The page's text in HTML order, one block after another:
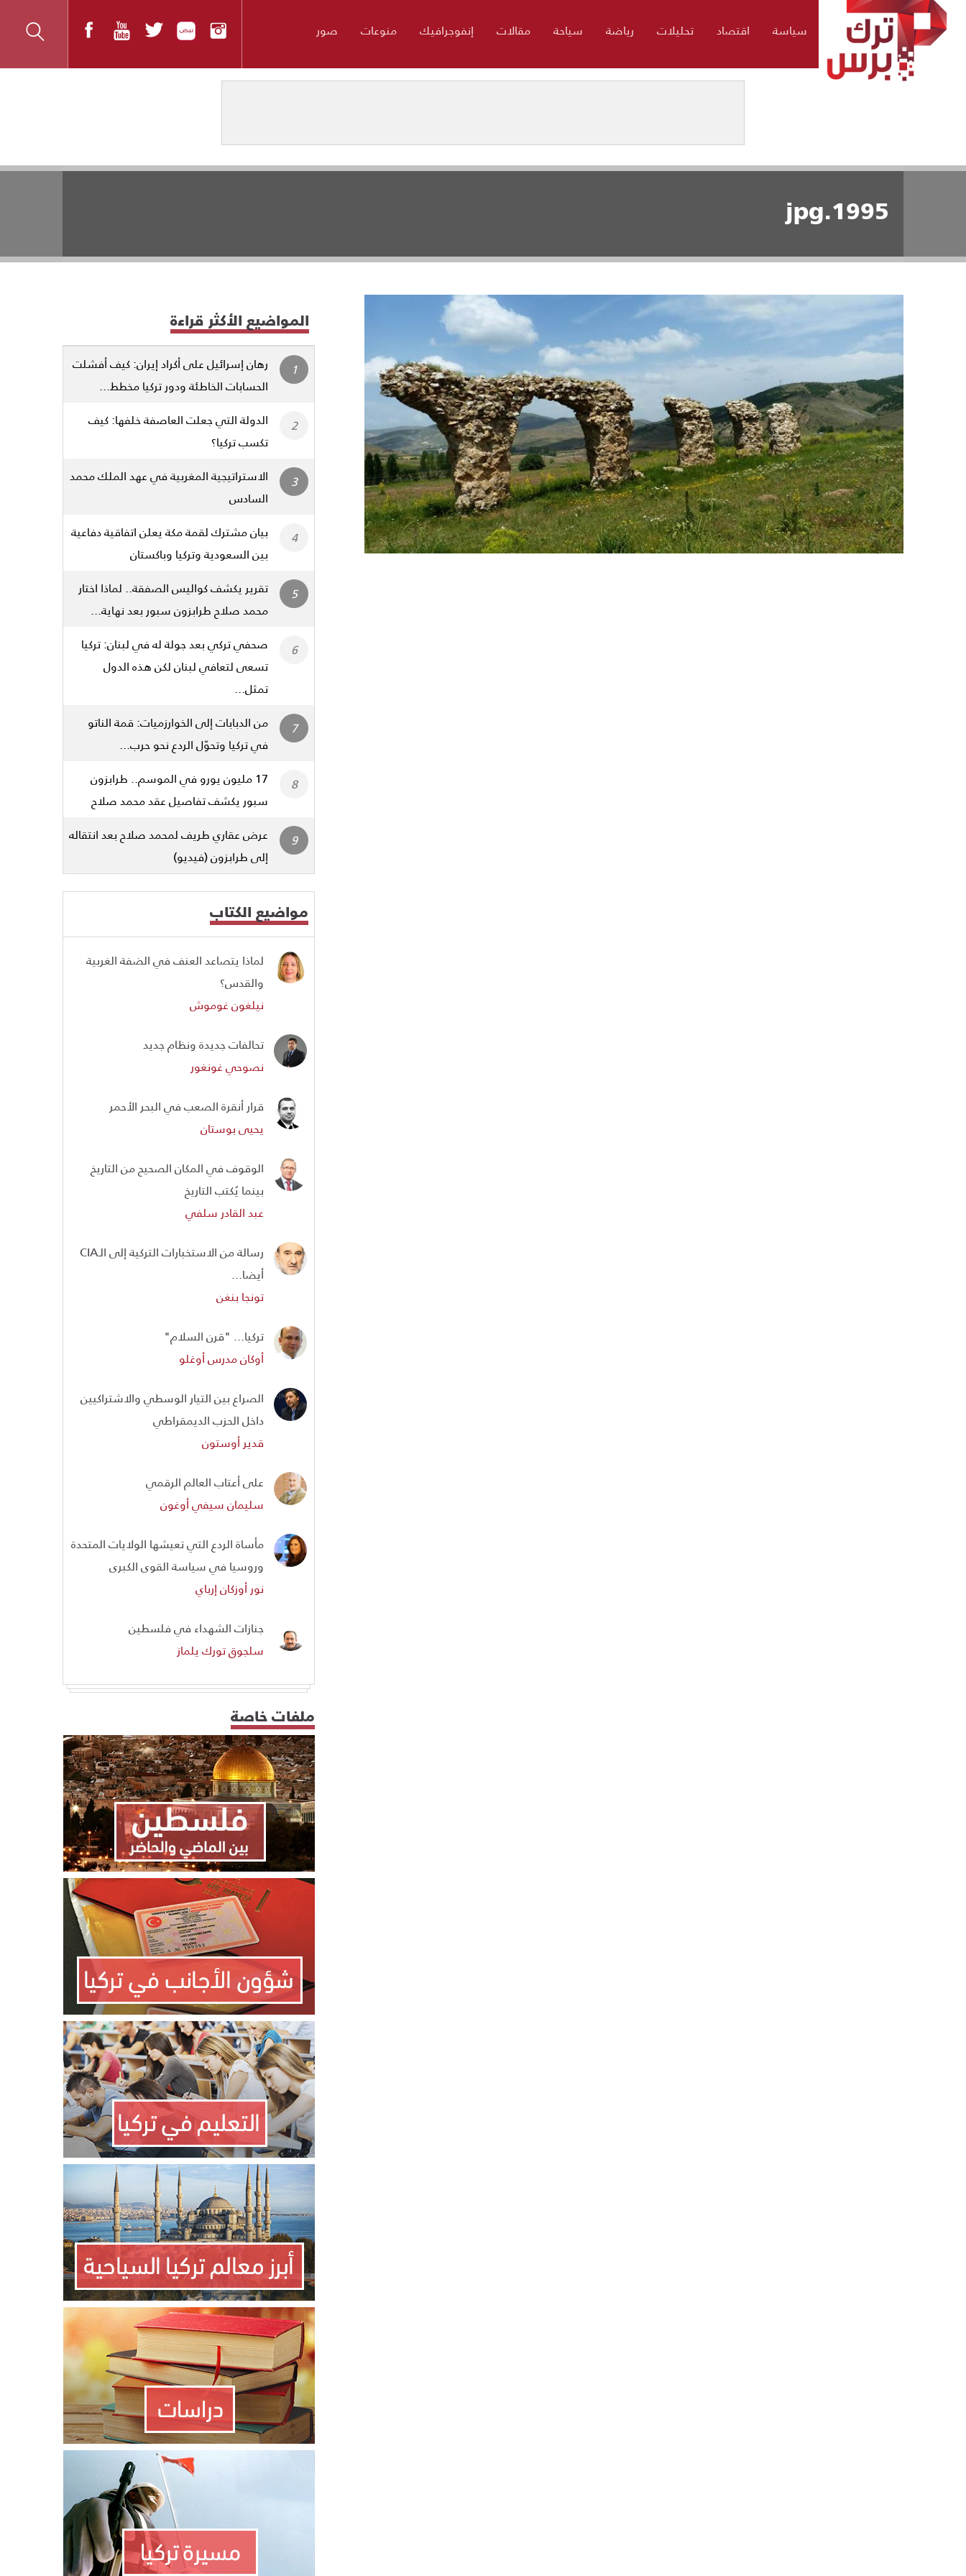
سياسة اقتصاد تحليلات رياضة سياحة مقالات إنفوجرافيك منوعات صور
1995.jpg
المواضيع الأكثر قراءة
رهان إسرائيل على أكراد إيران: كيف أفشلت
الحسابات الخاطئة ودور تركيا مخطط...
الدولة التي جعلت العاصفة خلفها: كيف
تكسب تركيا؟
الاستراتيجية المغربية في عهد الملك محمد
السادس
بيان مشترك لقمة مكة يعلن اتفاقية دفاعية
بين السعودية وتركيا وباكستان
تقرير يكشف كواليس الصفقة.. لماذا اختار
محمد صلاح طرابزون سبور بعد نهاية...
صحفي تركي بعد جولة له في لبنان: تركيا
تسعى لتعافي لبنان لكن هذه الدول
تمثل...
من الدبابات إلى الخوارزميات: قمة الناتو
في تركيا وتحوّل الردع نحو حرب...
17 مليون يورو في الموسم.. طرابزون
سبور يكشف تفاصيل عقد محمد صلاح
عرض عقاري طريف لمحمد صلاح بعد انتقاله
إلى طرابزون (فيديو)
مواضيع الكتاب
لماذا يتصاعد العنف في الضفة الغربية
والقدس؟
نيلغون غوموش
تحالفات جديدة ونظام جديد
نصوحي غونغور
قرار أنقرة الصعب في البحر الأحمر
يحيى بوستان
الوقوف في المكان الصحيح من التاريخ
بينما يُكتب التاريخ
عبد القادر سلفي
رسالة من الاستخبارات التركية إلى الـCIA
أيضا...
تونجا بنغن
تركيا... "قرن السلام"
أوكان مدرس أوغلو
الصراع بين التيار الوسطي والاشتراكيين
داخل الحزب الديمقراطي
قدير أوستون
على أعتاب العالم الرقمي
سليمان سيفي أوغون
مأساة الردع التي تعيشها الولايات المتحدة
وروسيا في سياسة القوى الكبرى
نور أوزكان إرباي
جنازات الشهداء في فلسطين
سلجوق تورك يلماز
ملفات خاصة